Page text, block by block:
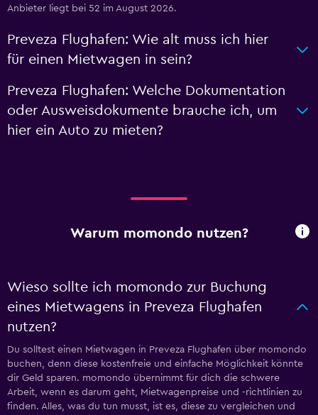
Anbieter liegt bei 52 im August 2026.
Preveza Flughafen: Wie alt muss ich hier
für einen Mietwagen in sein?
Preveza Flughafen: Welche Dokumentation
oder Ausweisdokumente brauche ich, um
hier ein Auto zu mieten?
Warum momondo nutzen?
Wieso sollte ich momondo zur Buchung
eines Mietwagens in Preveza Flughafen
nutzen?
Du solltest einen Mietwagen in Preveza Flughafen über momondo
buchen, denn diese kostenfreie und einfache Möglichkeit könnte
dir Geld sparen. momondo übernimmt für dich die schwere
Arbeit, wenn es darum geht, Mietwagenpreise und -richtlinien zu
finden. Alles, was du tun musst, ist es, diese zu vergleichen und